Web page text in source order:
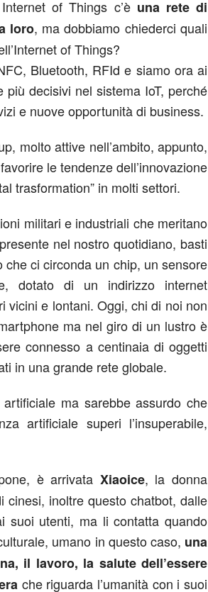
of Things c’è una rete di
loro, ma dobbiamo chiederci quali
of Things?
Bluetooth, RFId e siamo ora ai
decisivi nel sistema IoT, perché
e nuove opportunità di business.
molto attive nell’ambito, appunto,
le tendenze dell’innovazione
trasformation” in molti settori.
militari e industriali che meritano
nel nostro quotidiano, basti
ci circonda un chip, un sensore
dotato di un indirizzo internet
vicini e lontani. Oggi, chi di noi non
ma nel giro di un lustro è
connesso a centinaia di oggetti
in una grande rete globale.
ma sarebbe assurdo che
artificiale superi l’insuperabile,
è arrivata Xiaoice, la donna
inoltre questo chatbot, dalle
suoi utenti, ma li contatta quando
umano in questo caso, una
il lavoro, la salute dell’essere
che riguarda l’umanità con i suoi